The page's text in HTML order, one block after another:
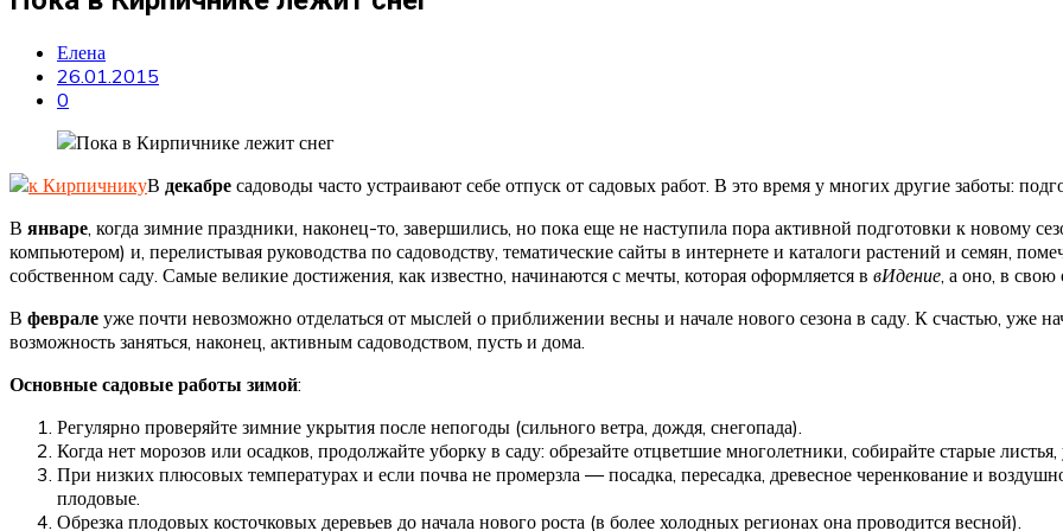
Елена
26.01.2015
0
В декабре садоводы часто устраивают себе отпуск от садовых работ. В это время у многих другие заботы:
В январе , когда зимние праздники, наконец-то, завершились, но пока еще не наступила пора активной подготовки к новому
компьютером) и, перелистывая руководства по садоводству, тематические сайты в интернете и каталоги растений и семян,
собственном саду. Самые великие достижения, как известно, начинаются с мечты, которая оформляется в вИдение , а оно, в
В феврале уже почти невозможно отделаться от мыслей о приближении весны и начале нового сезона в саду. К счастью, уже
возможность заняться, наконец, активным садоводством, пусть и дома.
Основные садовые работы зимой:
Регулярно проверяйте зимние укрытия после непогоды (сильного ветра, дождя, снегопада).
Когда нет морозов или осадков, продолжайте уборку в саду: обрезайте отцветшие многолетники, собирайте старые
При низких плюсовых температурах и если почва не промерзла — посадка, пересадка, древесное черенкование и
плодовые.
Обрезка плодовых косточковых деревьев до начала нового роста (в более холодных регионах она проводится весной).